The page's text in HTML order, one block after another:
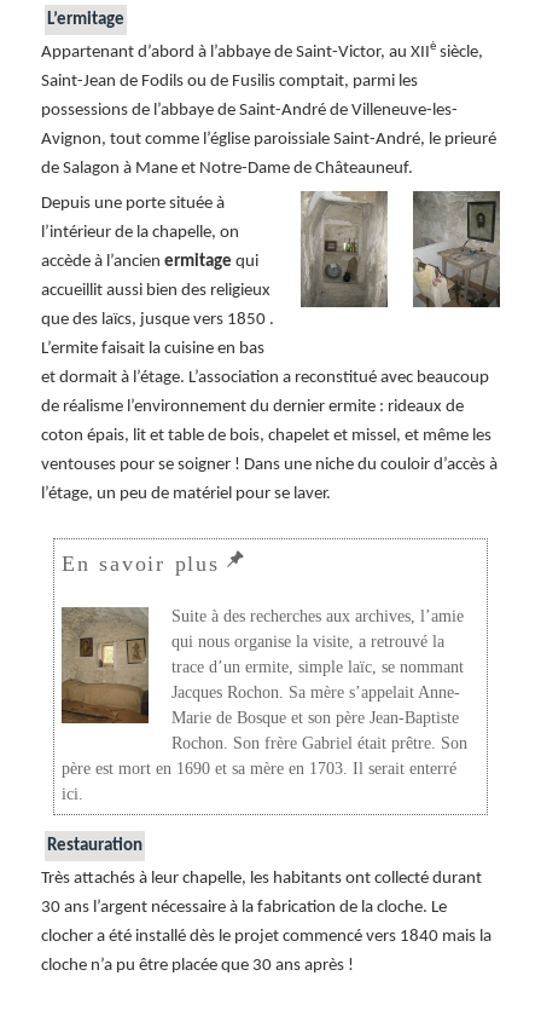
L’ermitage
Appartenant d’abord à l’abbaye de Saint-Victor, au XIIè siècle,
Saint-Jean de Fodils ou de Fusilis comptait, parmi les
possessions de l’abbaye de Saint-André de Villeneuve-les-
Avignon, tout comme l’église paroissiale Saint-André, le prieuré
de Salagon à Mane et Notre-Dame de Châteauneuf.
Depuis une porte située à
l’intérieur de la chapelle, on
accède à l’ancienermitage qui
accueillit aussi bien des religieux
que des laïcs, jusque vers 1850 .
L’ermite faisait la cuisine en bas
et dormait à l’étage. L’association a reconstitué avec beaucoup
de réalisme l’environnement du dernier ermite : rideaux de
coton épais, lit et table de bois, chapelet et missel, et même les
ventouses pour se soigner ! Dans une niche du couloir d’accès à
l’étage, un peu de matériel pour se laver.
Suite à des recherches aux archives, l’amie
qui nous organise la visite, a retrouvé la
trace d’un ermite, simple laïc, se nommant
Jacques Rochon. Sa mère s’appelait Anne-
Marie de Bosque et son père Jean-Baptiste
Rochon. Son frère Gabriel était prêtre. Son
père est mort en 1690 et sa mère en 1703. Il serait enterré
ici.
Restauration
Très attachés à leur chapelle, les habitants ont collecté durant
30 ans l’argent nécessaire à la fabrication de la cloche. Le
clocher a été installé dès le projet commencé vers 1840 mais la
cloche n’a pu être placée que 30 ans après !